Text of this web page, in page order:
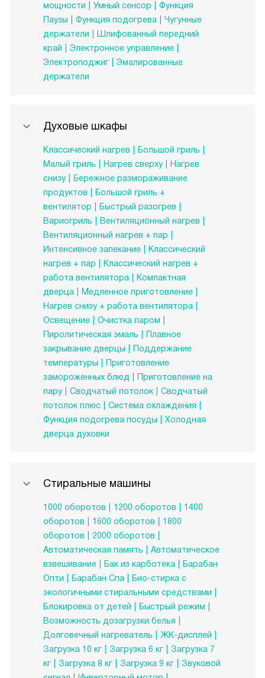
мощности
Умный сенсор
Функция
Паузы
Функция подогрева
Чугунные
держатели
Шлифованный передний
край
Электронное управление
Электроподжиг
Эмалированные
держатели
Духовые шкафы
Классический нагрев
Большой гриль
Малый гриль
Нагрев сверху
Нагрев
снизу
Бережное размораживание
продуктов
Большой гриль +
вентилятор
Быстрый разогрев
Вариогриль
Вентиляционный нагрев
Вентиляционный нагрев + пар
Интенсивное запекание
Классический
нагрев + пар
Классический нагрев +
работа вентилятора
Компактная
дверца
Медленное приготовление
Нагрев снизу + работа вентилятора
Освещение
Очистка паром
Пиролитическая эмаль
Плавное
закрывание дверцы
Поддержание
температуры
Приготовление
замороженных блюд
Приготовление на
пару
Сводчатый потолок
Сводчатый
потолок плюс
Система охлаждения
Функция подогрева посуды
Холодная
дверца духовки
Стиральные машины
1000 оборотов 1200 оборотов
1400
оборотов
1600 оборотов
1800
оборотов
2000 оборотов
Автоматическая память
Автоматическое
взвешивание
Бак из карботека
Барабан
Опти
Барабан Спа
Био-стирка с
экологичными стиральными средствами
Блокировка от детей
Быстрый режим
Возможность дозагрузки белья
Долговечный нагреватель
ЖК-дисплей
Загрузка 10 кг
Загрузка 6 кг
Загрузка 7
кг
Загрузка 8 кг Загрузка 9 кг
Звуковой